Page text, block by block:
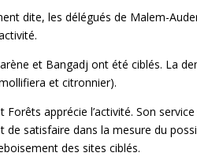
dite, les délégués de Malem-
et Bangadj ont été ciblés. La
et citronnier).
Forêts apprécie l’activité. Son
de satisfaire dans la mesure du
des sites ciblés.